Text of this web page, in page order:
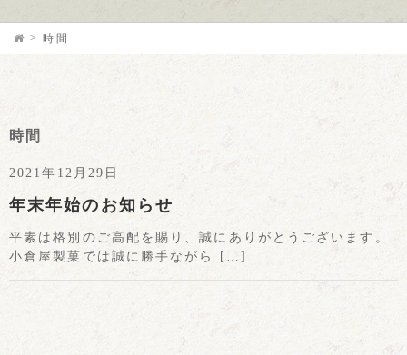
> 時間
時間
2021年12月29日
年末年始のお知らせ
平素は格別のご高配を賜り、誠にありがとうございます。
小倉屋製菓では誠に勝手ながら […]